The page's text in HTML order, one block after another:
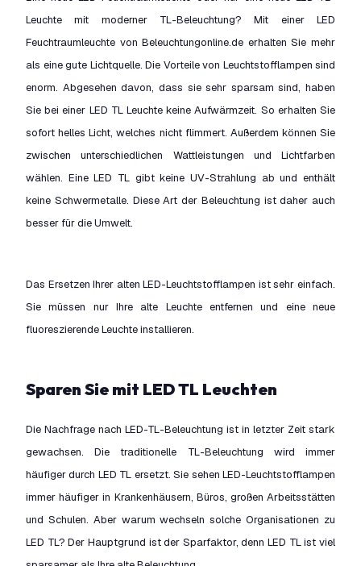
Leuchte mit moderner TL-Beleuchtung? Mit einer LED
Feuchtraumleuchte von Beleuchtungonline.de erhalten Sie mehr
als eine gute Lichtquelle. Die Vorteile von Leuchtstofflampen sind
enorm. Abgesehen davon, dass sie sehr sparsam sind, haben
Sie bei einer LED TL Leuchte keine Aufwärmzeit. So erhalten Sie
sofort helles Licht, welches nicht flimmert. Außerdem können Sie
zwischen unterschiedlichen Wattleistungen und Lichtfarben
wählen. Eine LED TL gibt keine UV-Strahlung ab und enthält
keine Schwermetalle. Diese Art der Beleuchtung ist daher auch
besser für die Umwelt.
Das Ersetzen Ihrer alten LED-Leuchtstofflampen ist sehr einfach.
Sie müssen nur Ihre alte Leuchte entfernen und eine neue
fluoreszierende Leuchte installieren.
Sparen Sie mit LED TL Leuchten
Die Nachfrage nach LED-TL-Beleuchtung ist in letzter Zeit stark
gewachsen. Die traditionelle TL-Beleuchtung wird immer
häufiger durch LED TL ersetzt. Sie sehen LED-Leuchtstofflampen
immer häufiger in Krankenhäusern, Büros, großen Arbeitsstätten
und Schulen. Aber warum wechseln solche Organisationen zu
LED TL? Der Hauptgrund ist der Sparfaktor, denn LED TL ist viel